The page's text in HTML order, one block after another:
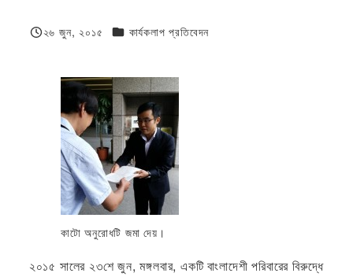
প্রকাশিত
২৬ জুন, ২০১৫ ফিজিওলজি বা দেহতত্ত্ব
কার্যকলাপ প্রতিবেদন
কাটো অনুরোধটি জমা দেয়।
২০১৫ সালের ২৩শে জুন, মঙ্গলবার, একটি বাংলাদেশী পরিবারের বিরুদ্ধে